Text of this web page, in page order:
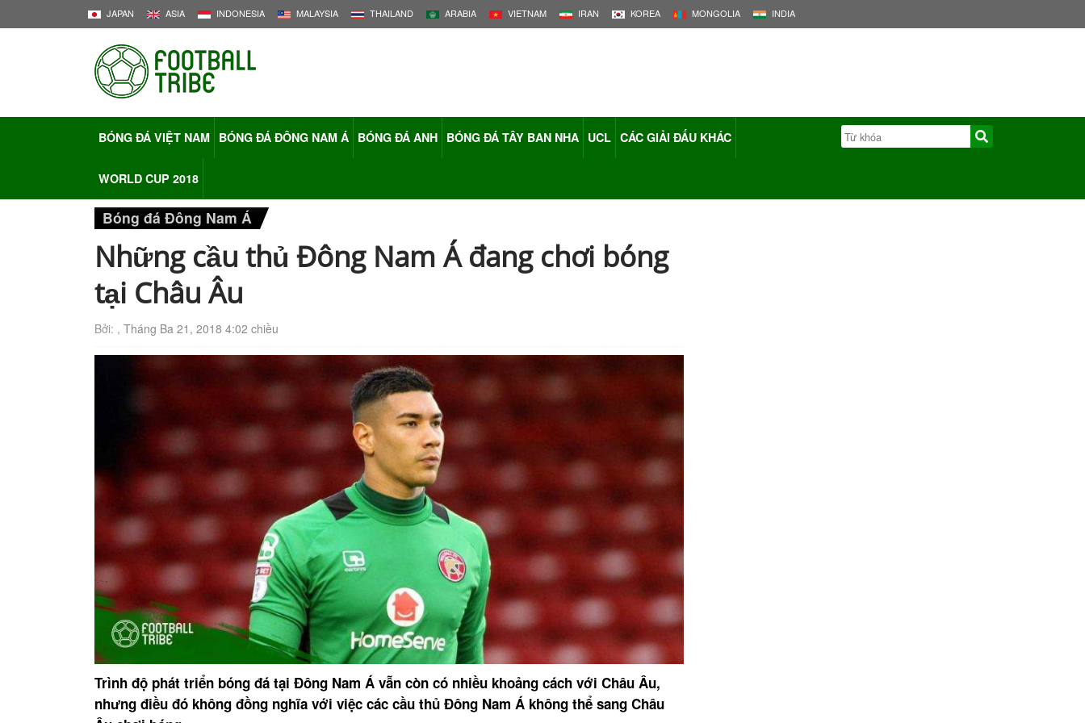
JAPAN ASIA INDONESIA MALAYSIA THAILAND ARABIA VIETNAM IRAN KOREA MONGOLIA INDIA
BÓNG ĐÁ VIỆT NAM BÓNG ĐÁ ĐÔNG NAM Á BÓNG ĐÁ ANH BÓNG ĐÁ TÂY BAN NHA UCL CÁC GIẢI ĐẤU KHÁC
WORLD CUP 2018
Bóng đá Đông Nam Á
Những cầu thủ Đông Nam Á đang chơi bóng
tại Châu Âu
Bởi: , Tháng Ba 21, 2018 4:02 chiều
Trình độ phát triển bóng đá tại Đông Nam Á vẫn còn có nhiều khoảng cách với Châu Âu,
nhưng điều đó không đồng nghĩa với việc các cầu thủ Đông Nam Á không thể sang Châu